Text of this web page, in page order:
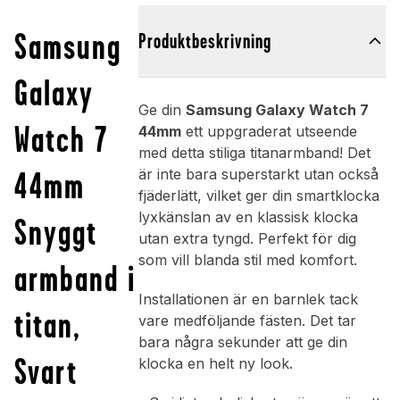
Samsung
Galaxy
Watch 7
44mm
Snyggt
armband i
titan,
Svart
Produktbeskrivning
Ge din Samsung Galaxy Watch 7
44mmett uppgraderat utseende
med detta stiliga titanarmband! Det
är inte bara superstarkt utan också
fjäderlätt, vilket ger din smartklocka
lyxkänslan av en klassisk klocka
utan extra tyngd. Perfekt för dig
som vill blanda stil med komfort.
Installationen är en barnlek tack
vare medföljande fästen. Det tar
bara några sekunder att ge din
klocka en helt ny look.